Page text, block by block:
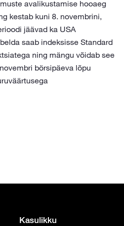
avalikustamise hooaeg
kestab kuni 8. novembrini,
jäävad ka USA
saab indeksisse Standard
ning mängu võidab see
börsipäeva lõpu
Kasulikku